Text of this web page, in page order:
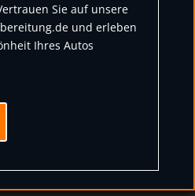
Sie auf unsere
und erleben
Ihres Autos